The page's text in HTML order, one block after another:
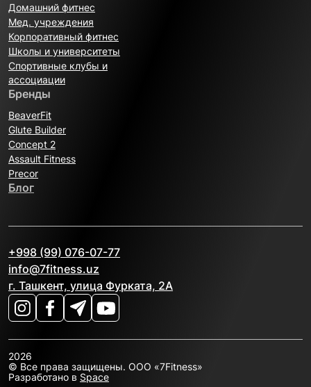
Домашний фитнес
Мед. учреждения
Корпоративный фитнес
Школы и университеты
Спортивные клубы и
ассоциации
Бренды
BeaverFit
Glute Builder
Concept 2
Assault Fitness
Precor
Блог
+998 (99) 076-07-77
info@7fitness.uz
г. Ташкент, улица Фурката, 2А
2026
© Все права защищены. OOO «7Fitness»
Разработано в Space